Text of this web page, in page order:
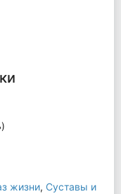
жизни, Суставы и